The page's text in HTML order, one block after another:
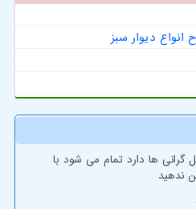
دیوار سبز
ها دارد تمام می شود با
ندهید